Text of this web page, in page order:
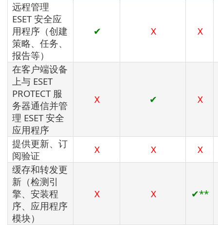
远程管理
ESET 安全应
用程序（创建
策略、任务、
报告等）
✔ X X
在客户端设备
上与 ESET
PROTECT 服
务器通信并管
理 ESET 安全
应用程序
X ✔ X
提供更新、订
阅验证
X X
X
缓存和转发更
新（检测引
擎、安装程
序、应用程序
模块）
X X ✔**